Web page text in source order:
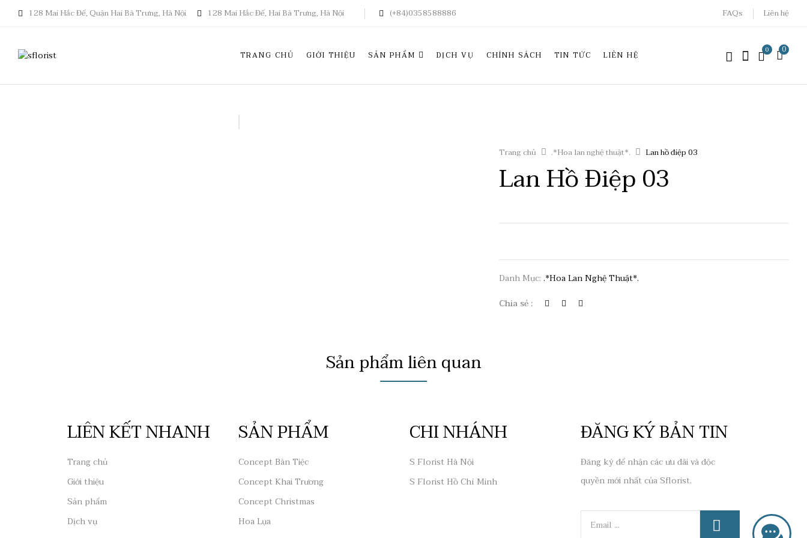
128 Mai Hắc Đế, Quận Hai Bà Trưng, Hà Nội 128 Mai Hắc Đế, Hai Bà Trưng, Hà Nội (+84)0358588886 FAQs Liên hệ
TRANG CHỦ GIỚI THIỆU SẢN PHẨM DỊCH VỤ CHÍNH SÁCH TIN TỨC LIÊN HỆ 0 0
Trang chủ .*Hoa lan nghệ thuật*. Lan hồ điệp 03
Lan Hồ Điệp 03
Danh Mục:.*Hoa Lan Nghệ Thuật*.
Chia sẻ :
Sản phẩm liên quan
LIÊN KẾT NHANH
Trang chủ
Giới thiệu
Sản phẩm
Dịch vụ
SẢN PHẨM
Concept Bàn Tiệc
Concept Khai Trương
Concept Christmas
Hoa Lụa
CHI NHÁNH
S Florist Hà Nội
S Florist Hồ Chí Minh
ĐĂNG KÝ BẢN TIN
Đăng ký để nhận các ưu đãi và độc
quyền mới nhất của Sflorist.